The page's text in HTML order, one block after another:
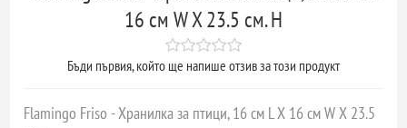
16 см W X 23.5 см. H
Бъди първия, който ще напише отзив за този продукт
Flamingo Friso - Хранилка за птици, 16 см L X 16 см W X 23.5